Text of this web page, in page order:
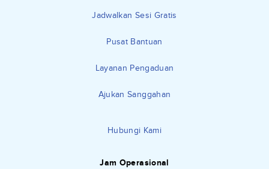
Jadwalkan Sesi Gratis
Pusat Bantuan
Layanan Pengaduan
Ajukan Sanggahan
Hubungi Kami
Jam Operasional